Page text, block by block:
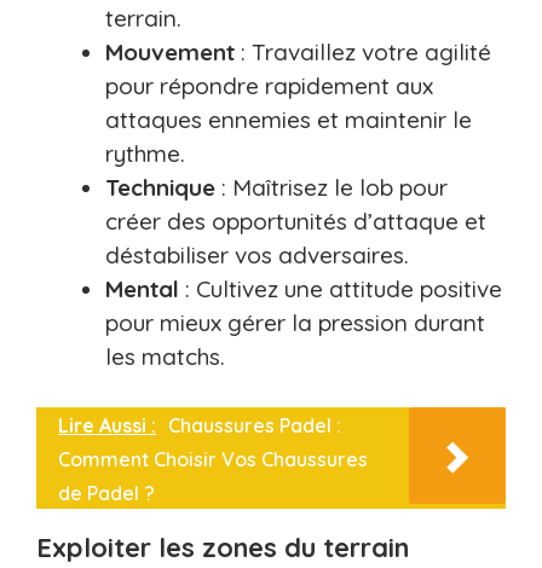
terrain.
Mouvement : Travaillez votre agilité
pour répondre rapidement aux
attaques ennemies et maintenir le
rythme.
Technique : Maîtrisez le lob pour
créer des opportunités d’attaque et
déstabiliser vos adversaires.
Mental : Cultivez une attitude positive
pour mieux gérer la pression durant
les matchs.
Lire Aussi : Chaussures Padel :
Comment Choisir Vos Chaussures
de Padel ?
Exploiter les zones du terrain